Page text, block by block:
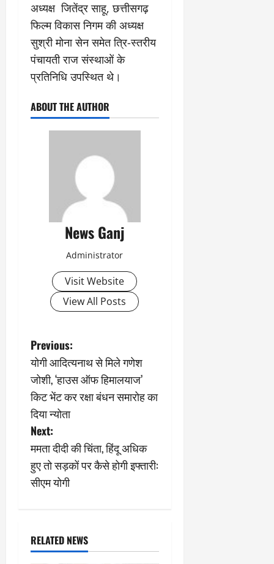
अध्यक्ष जितेंद्र साहू, छत्तीसगढ़
फिल्म विकास निगम की अध्यक्ष
सुश्री मोना सेन समेत त्रि-स्तरीय
पंचायती राज संस्थाओं के
प्रतिनिधि उपस्थित थे।
ABOUT THE AUTHOR
News Ganj
Administrator
Visit Website
View All Posts
P
o
s
t
n
a
g
Previous:
योगी आदित्यनाथ से मिले गणेश
जोशी, ‘हाउस ऑफ हिमालयाज’
किट भेंट कर रक्षा बंधन समारोह का
दिया न्योता
Next:
ममता दीदी की चिंता, हिंदू अधिक
हुए तो सड़कों पर कैसे होगी इफ्तारी:
सीएम योगी
RELATED NEWS